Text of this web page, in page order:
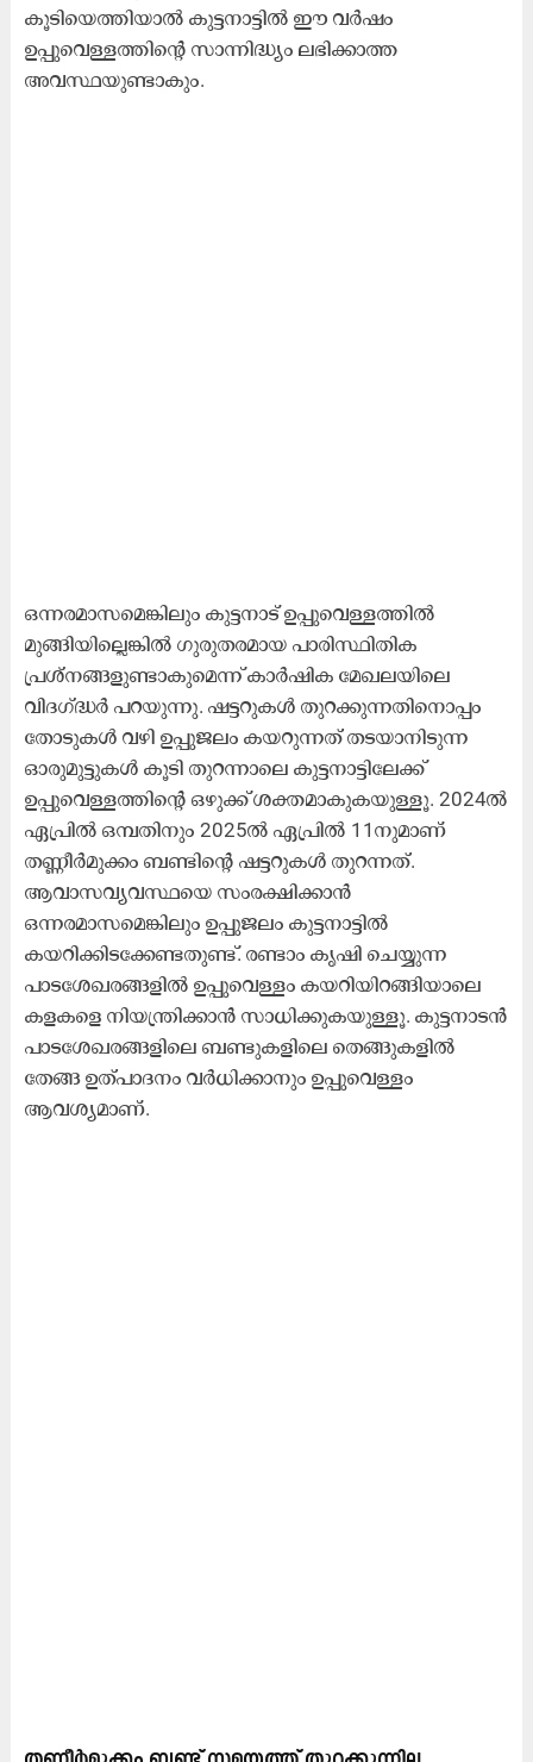
കൂടിയെത്തിയാൽ കുട്ടനാട്ടിൽ ഈ വർഷം
ഉപ്പുവെള്ളത്തിന്റെ സാന്നിദ്ധ്യം ലഭിക്കാത്ത
അവസ്ഥയുണ്ടാകും.
ഒന്നരമാസമെങ്കിലും കുട്ടനാട് ഉപ്പുവെള്ളത്തിൽ
മുങ്ങിയില്ലെങ്കിൽ ഗുരുതരമായ പാരിസ്ഥിതിക
പ്രശ്‌നങ്ങളുണ്ടാകുമെന്ന് കാർഷിക മേഖലയിലെ
വിദഗ്ദ്ധർ പറയുന്നു. ഷട്ടറുകൾ തുറക്കുന്നതിനൊപ്പം
തോടുകൾ വഴി ഉപ്പുജലം കയറുന്നത് തടയാനിടുന്ന
ഓരുമുട്ടുകൾ കൂടി തുറന്നാലെ കുട്ടനാട്ടിലേക്ക്
ഉപ്പുവെള്ളത്തിന്റെ ഒഴുക്ക് ശക്തമാകുകയുള്ളൂ. 2024ൽ
ഏപ്രിൽ ഒമ്പതിനും 2025ൽ ഏപ്രിൽ 11നുമാണ്
തണ്ണീർമുക്കം ബണ്ടിന്റെ ഷട്ടറുകൾ തുറന്നത്.
ആവാസവ്യവസ്ഥയെ സംരക്ഷിക്കാൻ
ഒന്നരമാസമെങ്കിലും ഉപ്പുജലം കുട്ടനാട്ടിൽ
കയറിക്കിടക്കേണ്ടതുണ്ട്. രണ്ടാം കൃഷി ചെയ്യുന്ന
പാടശേഖരങ്ങളിൽ ഉപ്പുവെള്ളം കയറിയിറങ്ങിയാലെ
കളകളെ നിയന്ത്രിക്കാൻ സാധിക്കുകയുള്ളൂ. കുട്ടനാടൻ
പാടശേഖരങ്ങളിലെ ബണ്ടുകളിലെ തെങ്ങുകളിൽ
തേങ്ങ ഉത്പാദനം വർധിക്കാനും ഉപ്പുവെള്ളം
ആവശ്യമാണ്.